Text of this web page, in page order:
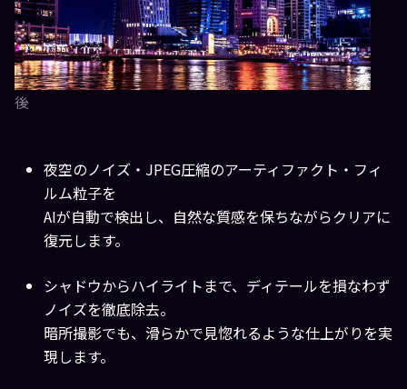
後
夜空のノイズ・JPEG圧縮のアーティファクト・フィ
ルム粒子を
AIが自動で検出し、自然な質感を保ちながらクリアに
復元します。
シャドウからハイライトまで、ディテールを損なわず
ノイズを徹底除去。
暗所撮影でも、滑らかで見惚れるような仕上がりを実
現します。